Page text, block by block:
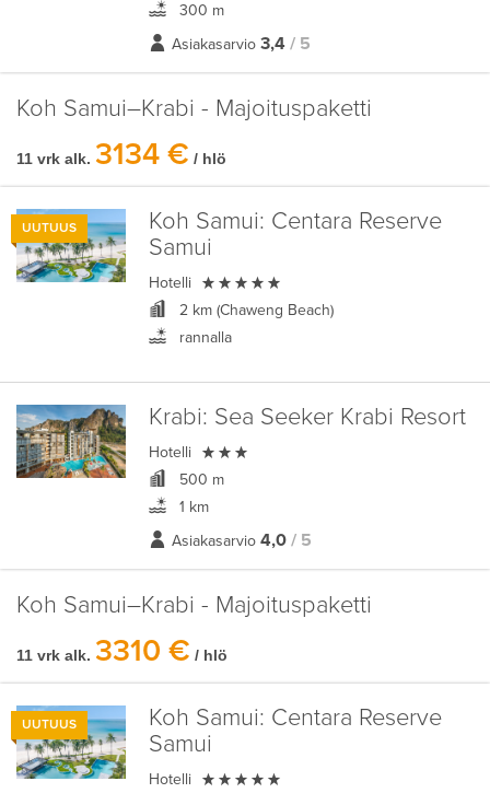
300 m
Asiakasarvio 3,4 / 5
Koh Samui–Krabi - Majoituspaketti
11 vrk alk. 3134 € / hlö
UUTUUS Koh Samui: Centara Reserve
Samui
Hotelli 
2 km (Chaweng Beach)
rannalla
Krabi: Sea Seeker Krabi Resort
Hotelli 
500 m
1 km
Asiakasarvio 4,0 / 5
Koh Samui–Krabi - Majoituspaketti
11 vrk alk. 3310 € / hlö
UUTUUS Koh Samui: Centara Reserve
Samui
Hotelli 